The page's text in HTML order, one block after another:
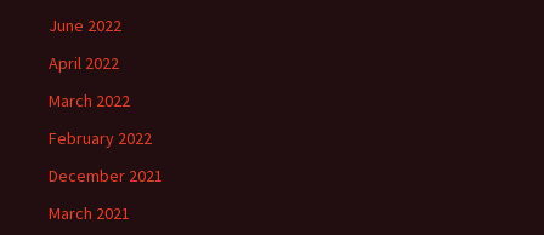
June 2022
April 2022
March 2022
February 2022
December 2021
March 2021